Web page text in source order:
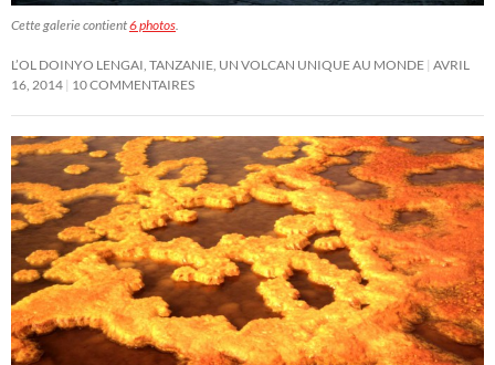
Cette galerie contient6 photos.
L’OL DOINYO LENGAI, TANZANIE, UN VOLCAN UNIQUE AU MONDE AVRIL
16, 2014 10 COMMENTAIRES